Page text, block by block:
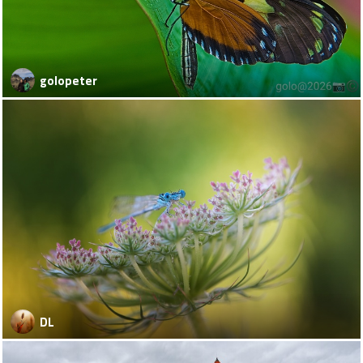
golopeter
DL